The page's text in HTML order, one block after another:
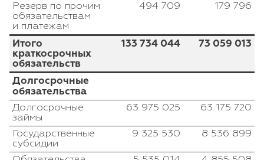
Резерв по прочим
обязательствам
и платежам
494 709 179 796
Итого
краткосрочных
обязательств
133 734 044 73 059 013
Долгосрочные
обязательства
Долгосрочные
займы
63 975 025 63 175 720
Государственные
субсидии
9 325 530 8 536 899